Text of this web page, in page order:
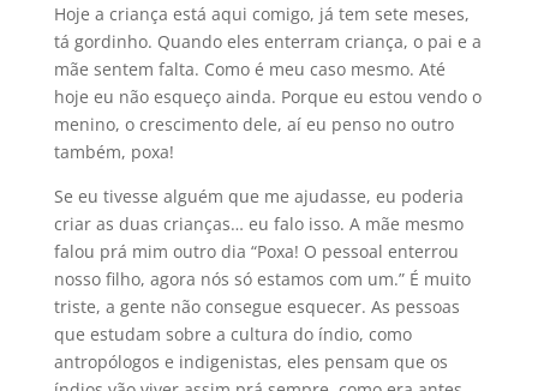
Hoje a criança está aqui comigo, já tem sete meses,
tá gordinho. Quando eles enterram criança, o pai e a
mãe sentem falta. Como é meu caso mesmo. Até
hoje eu não esqueço ainda. Porque eu estou vendo o
menino, o crescimento dele, aí eu penso no outro
também, poxa!
Se eu tivesse alguém que me ajudasse, eu poderia
criar as duas crianças… eu falo isso. A mãe mesmo
falou prá mim outro dia “Poxa! O pessoal enterrou
nosso filho, agora nós só estamos com um.” É muito
triste, a gente não consegue esquecer. As pessoas
que estudam sobre a cultura do índio, como
antropólogos e indigenistas, eles pensam que os